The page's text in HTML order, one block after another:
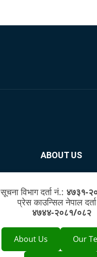
ABOUT US
सूचना विभाग दर्ता नं.: ४७३१-
प्रेस काउन्सिल नेपाल
४७४४-२०८१/०८२
About Us Our